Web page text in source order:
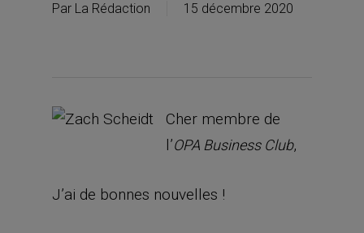
Par La Rédaction 15 décembre 2020
Cher membre de
l’OPA Business Club,
J’ai de bonnes nouvelles !